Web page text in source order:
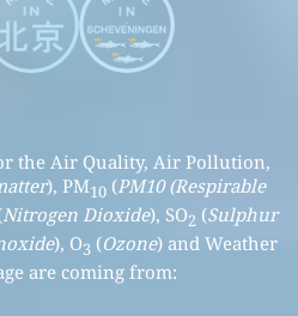
the Air Quality, Air Pollution,
), PM10(PM10 (Respirable
Nitrogen Dioxide), SO2 (Sulphur
), O3 (Ozone) and Weather
are coming from: